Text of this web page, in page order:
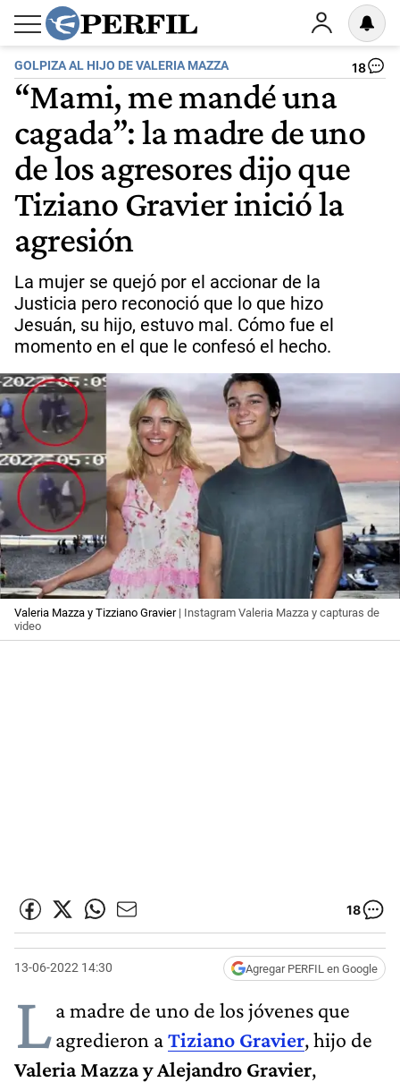
GOLPIZA AL HIJO DE VALERIA MAZZA 18
“Mami, me mandé una
cagada”: la madre de uno
de los agresores dijo que
Tiziano Gravier inició la
agresión
La mujer se quejó por el accionar de la
Justicia pero reconoció que lo que hizo
Jesuán, su hijo, estuvo mal. Cómo fue el
momento en el que le confesó el hecho.
Valeria Mazza y Tizziano Gravier| Instagram Valeria Mazza y capturas de
video
18
13-06-2022 14:30 Agregar PERFIL en Google
La madre de uno de los jóvenes que
agredieron aTiziano Gravier, hijo de
Valeria Mazza y Alejandro Gravier,